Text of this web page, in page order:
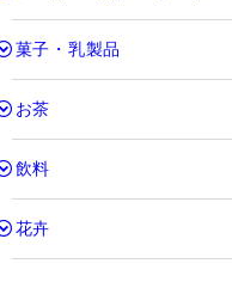
菓子・乳製品
お茶
飲料
花卉